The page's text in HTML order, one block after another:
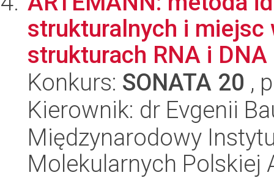
strukturalnych i
strukturach RNA i DNA
Konkurs: SONATA 20 ,
Kierownik: dr Evgenii
Międzynarodowy
Molekularnych Polskiej